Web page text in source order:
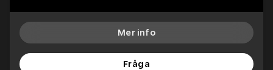
Mer info
Fråga